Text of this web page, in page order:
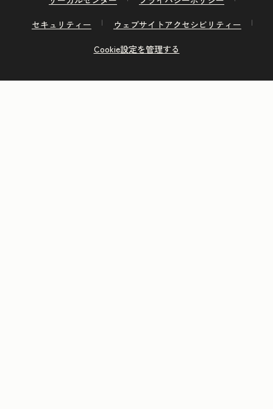
セキュリティー
ウェブサイトアクセシビリティー
Cookie設定を管理する